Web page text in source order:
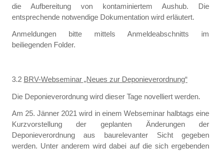
die Aufbereitung von kontaminiertem Aushub. Die
entsprechende notwendige Dokumentation wird erläutert.
Anmeldungen bitte mittels Anmeldeabschnitts im
beiliegenden Folder.
3.2 BRV-Webseminar „Neues zur Deponieverordnung“
Die Deponieverordnung wird dieser Tage novelliert werden.
Am 25. Jänner 2021 wird in einem Webseminar halbtags eine
Kurzvorstellung der geplanten Änderungen der
Deponieverordnung aus baurelevanter Sicht gegeben
werden. Unter anderem wird dabei auf die sich ergebenden